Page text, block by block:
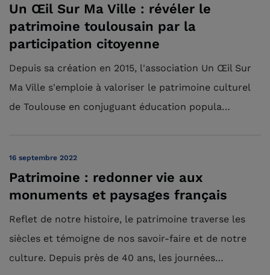
Un Œil Sur Ma Ville : révéler le
patrimoine toulousain par la
participation citoyenne
Depuis sa création en 2015, l'association Un Œil Sur
Ma Ville s'emploie à valoriser le patrimoine culturel
de Toulouse en conjuguant éducation popula…
16 septembre 2022
Patrimoine : redonner vie aux
monuments et paysages français
Reflet de notre histoire, le patrimoine traverse les
siècles et témoigne de nos savoir-faire et de notre
culture. Depuis près de 40 ans, les journées…